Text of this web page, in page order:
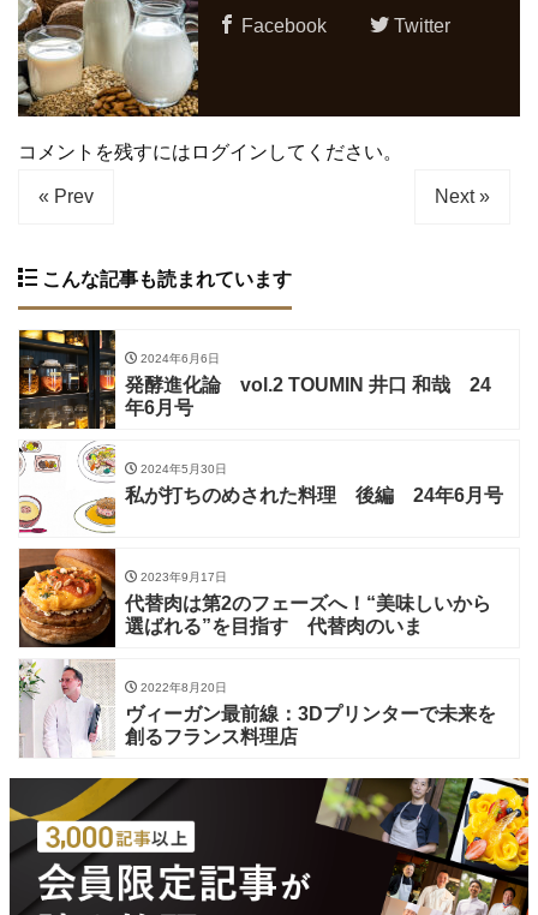
Facebook Twitter
コメントを残すにはログインしてください。
« Prev Next »
こんな記事も読まれています
2024年6月6日
発酵進化論 vol.2 TOUMIN 井口 和哉 24
年6月号
2024年5月30日
私が打ちのめされた料理 後編 24年6月号
2023年9月17日
代替肉は第2のフェーズへ！“美味しいから
選ばれる”を目指す 代替肉のいま
2022年8月20日
ヴィーガン最前線：3Dプリンターで未来を
創るフランス料理店